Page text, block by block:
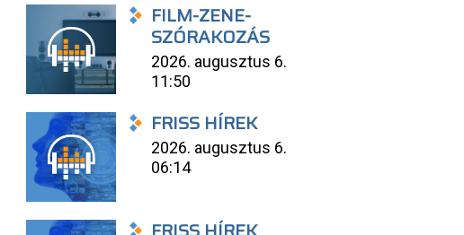
FILM-ZENE-
SZÓRAKOZÁS
2026. augusztus 6.
11:50
FRISS HÍREK
2026. augusztus 6.
06:14